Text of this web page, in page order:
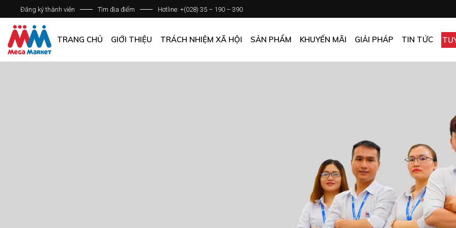
Đăng ký thành viên Tìm địa điểm Hotline: +(028) 35 – 190 – 390
TRANG CHỦ GIỚI THIỆU TRÁCH NHIỆM XÃ HỘI SẢN PHẨM KHUYẾN MÃI GIẢI PHÁP
NHÀ MÁY
TẠP HÓA
TIN TỨC
GIỚI THIỆU DOANH NGHIỆP
DANH SÁCH HỆ THỐNG
CHƯƠNG TRÌNH KHUYẾN MÃI
ẤN PHẨM KHUYẾN MÃI
KHÁCH SẠN
NHÀ HÀNG